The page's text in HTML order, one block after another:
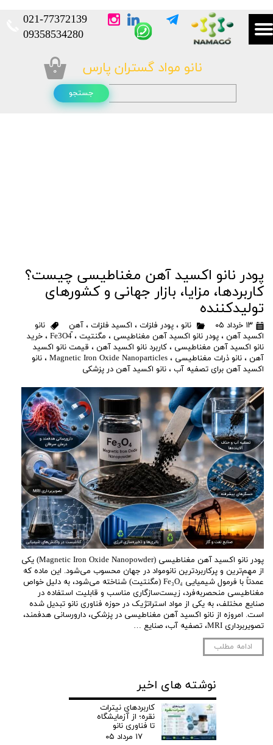
نانو مواد گستران پارس
021-77372139​​​​​​​
​​​​​​​09358534280
جستجو
۰
پودر نانو اکسید آهن مغناطیسی چیست؟
کاربردها، مزایا، بازار جهانی و کشورهای
تولیدکننده
۱۳ خرداد ۰۵ نانو ، پودر فلزات ، اکسید فلزات ، آهن
نانو
اکسید آهن ، پودر نانو اکسید آهن مغناطیسی ، مگنتیت ، ، خرید
نانو اکسید آهن مغناطیسی ، کاربرد نانو اکسید آهن ، قیمت نانو اکسید
آهن ، نانو ذرات مغناطیسی ، Magnetic Iron Oxide Nanoparticles ، نانو
اکسید آهن برای تصفیه آب ، نانو اکسید آهن در پزشکی
پودر نانو اکسید آهن مغناطیسی (Magnetic Iron Oxide Nanopowder) یکی
از مهم‌ترین و پرکاربردترین نانومواد در جهان محسوب می‌شود. این ماده که
عمدتاً با فرمول شیمیایی Fe₃O₄ (مگنتیت) شناخته می‌شود، به دلیل خواص
مغناطیسی منحصربه‌فرد، زیست‌سازگاری مناسب و قابلیت استفاده در
صنایع مختلف، به یکی از مواد استراتژیک در حوزه فناوری نانو تبدیل شده
است. امروزه از نانو اکسید آهن مغناطیسی در پزشکی، دارورسانی هدفمند،
تصویربرداری MRI، تصفیه آب، صنایع …
ادامه مطلب
نوشته های اخیر
کاربردهای نیترات
نقره؛ از آزمایشگاه
تا فناوری نانو
۱۷ مرداد ۰۵